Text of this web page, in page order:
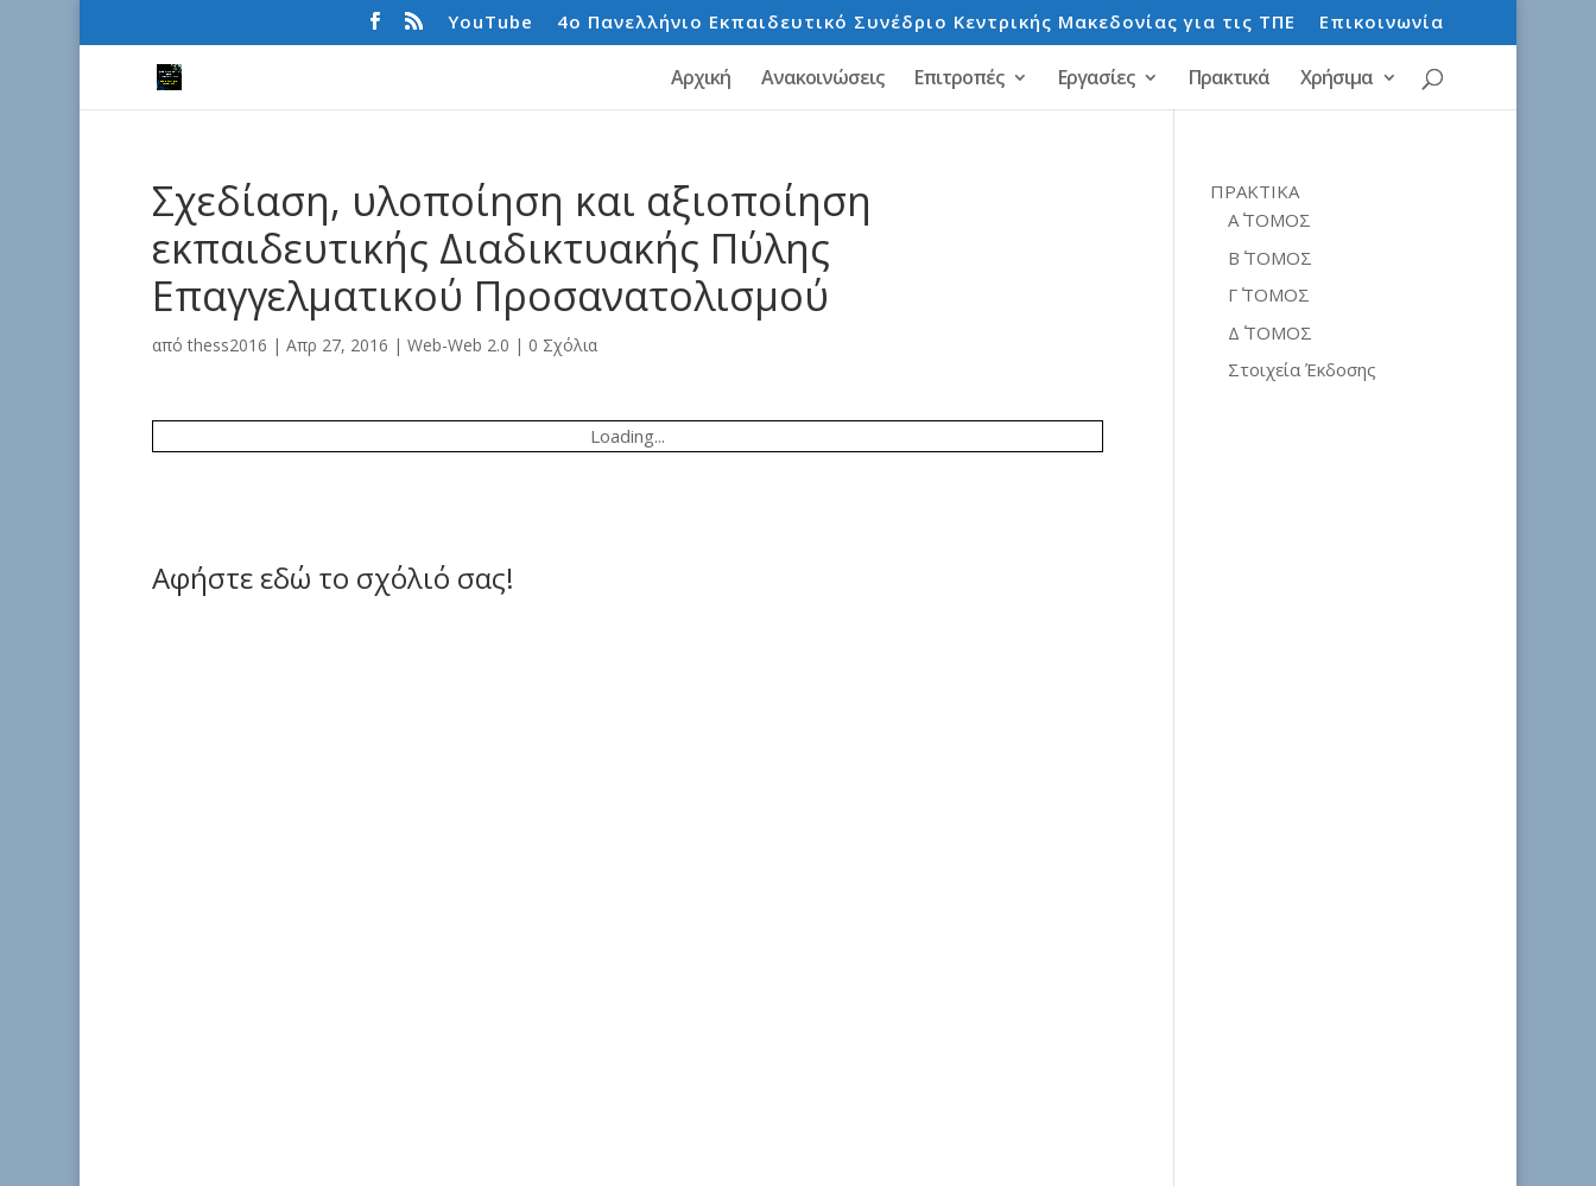
YouTube 4o Πανελλήνιο Εκπαιδευτικό Συνέδριο Κεντρικής Μακεδονίας για τις ΤΠΕ Επικοινωνία
Αρχική Ανακοινώσεις Επιτροπές Εργασίες Πρακτικά Χρήσιμα
Σχεδίαση, υλοποίηση και αξιοποίηση
εκπαιδευτικής Διαδικτυακής Πύλης
Επαγγελματικού Προσανατολισμού
απόthess2016 | Απρ 27, 2016 | Web-Web 2.0 | 0 Σχόλια
Loading...
Αφήστε εδώ το σχόλιό σας!
ΠΡΑΚΤΙΚΑ
Α΄ ΤΟΜΟΣ
Β΄ ΤΟΜΟΣ
Γ΄ ΤΟΜΟΣ
Δ΄ ΤΟΜΟΣ
Στοιχεία Έκδοσης